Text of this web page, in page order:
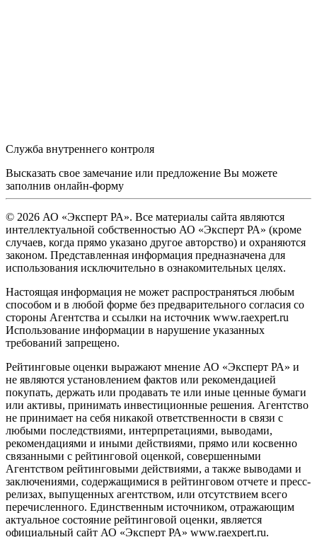
Служба внутреннего контроля
Высказать свое замечание или предложение Вы можете
заполнив онлайн-форму
© 2026 АО «Эксперт РА». Все материалы сайта являются
интеллектуальной собственностью АО «Эксперт РА» (кроме
случаев, когда прямо указано другое авторство) и охраняются
законом. Представленная информация предназначена для
использования исключительно в ознакомительных целях.
Настоящая информация не может распространяться любым
способом и в любой форме без предварительного согласия со
стороны Агентства и ссылки на источник www.raexpert.ru
Использование информации в нарушение указанных
требований запрещено.
Рейтинговые оценки выражают мнение АО «Эксперт РА» и
не являются установлением фактов или рекомендацией
покупать, держать или продавать те или иные ценные бумаги
или активы, принимать инвестиционные решения. Агентство
не принимает на себя никакой ответственности в связи с
любыми последствиями, интерпретациями, выводами,
рекомендациями и иными действиями, прямо или косвенно
связанными с рейтинговой оценкой, совершенными
Агентством рейтинговыми действиями, а также выводами и
заключениями, содержащимися в рейтинговом отчете и пресс-
релизах, выпущенных агентством, или отсутствием всего
перечисленного. Единственным источником, отражающим
актуальное состояние рейтинговой оценки, является
официальный сайт АО «Эксперт РА» www.raexpert.ru.